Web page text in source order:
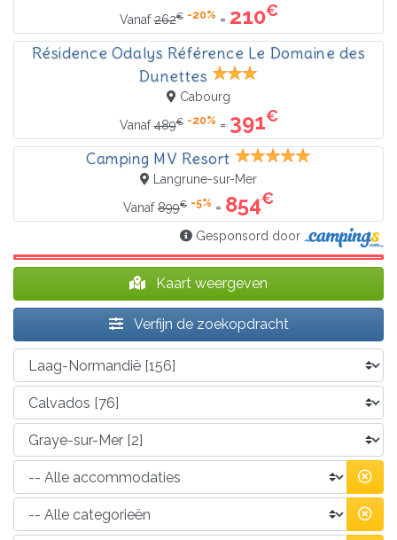
Vanaf262€ -20% = 210€
Résidence Odalys Référence Le Domaine des
Dunettes
Cabourg
Vanaf489€ -20% = 391€
Camping MV Resort
Langrune-sur-Mer
Vanaf899€ -5% = 854€
Gesponsord door
Kaart weergeven
Verfijn de zoekopdracht